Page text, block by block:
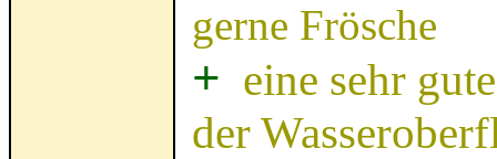
gerne Frösche
+ eine sehr
der